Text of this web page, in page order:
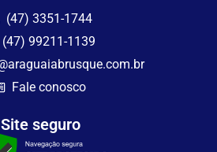
(47) 3351-1744
(47) 99211-1139
Fale conosco
Site seguro